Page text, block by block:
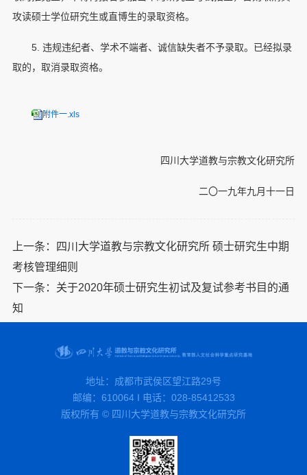
攻读硕士学位研究生或直博生的录取资格。
5. 违规违纪者、学术不端者、诚信缺失者不予录取。已经拟录
取的，取消录取资格。
附件一.xls
四川大学道教与宗教文化研究所
二〇一九年九月十一日
上一条：
四川大学道教与宗教文化研究所 硕士研究生中期
考核管理细则
下一条： 关于2020年硕士研究生初试及复试参考书目的通
知
地址：成都市武侯区望江路29号
邮编：610064 I 电话：028-85412533
版权所有 © 四川大学道教与宗教文化研究所